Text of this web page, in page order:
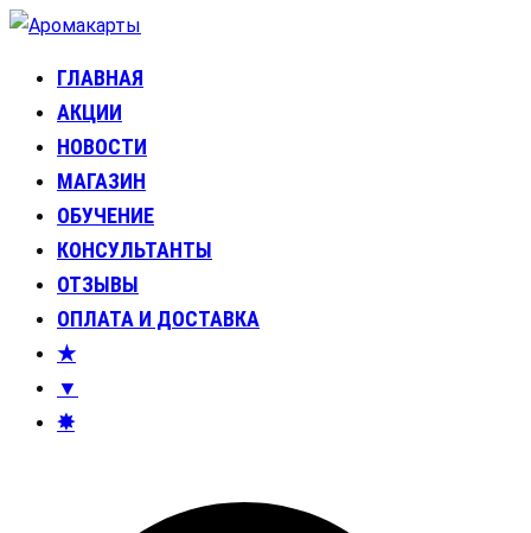
Перейти
содержимому
Аромакарты
Психологические эфирные карты • Аромапсихология
ГЛАВНАЯ
АКЦИИ
НОВОСТИ
МАГАЗИН
ОБУЧЕНИЕ
КОНСУЛЬТАНТЫ
ОТЗЫВЫ
ОПЛАТА И ДОСТАВКА
★
▼
✸